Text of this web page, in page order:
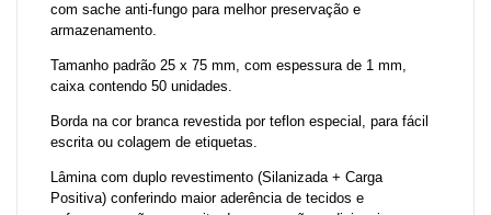
com sache anti-fungo para melhor preservação e
armazenamento.
Tamanho padrão 25 x 75 mm, com espessura de 1 mm,
caixa contendo 50 unidades.
Borda na cor branca revestida por teflon especial, para fácil
escrita ou colagem de etiquetas.
Lâmina com duplo revestimento (Silanizada + Carga
Positiva) conferindo maior aderência de tecidos e